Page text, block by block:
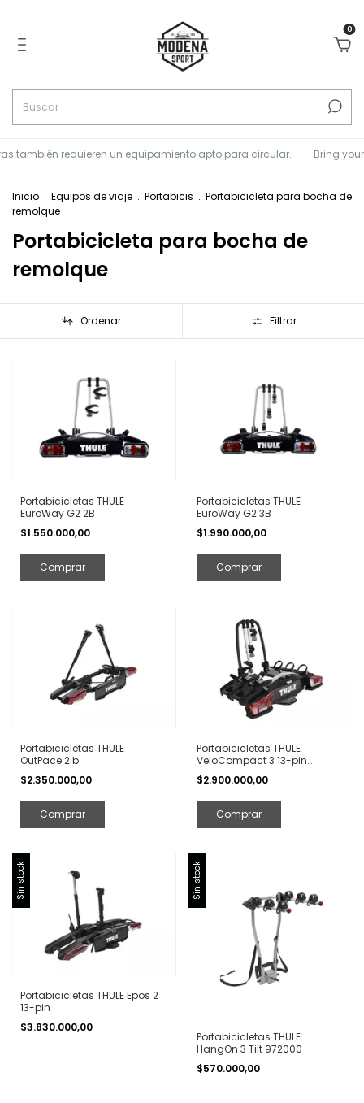
0
también requieren un equipamiento apto para circular. Bring your
Inicio . Equipos de viaje . Portabicis . Portabicicleta para bocha de
remolque
Portabicicleta para bocha de
remolque
Ordenar Filtrar
Portabicicletas THULE
EuroWay G2 2B
$1.550.000,00
Portabicicletas THULE
EuroWay G2 3B
$1.990.000,00
Portabicicletas THULE
OutPace 2 b
$2.350.000,00
Portabicicletas THULE
VeloCompact 3 13-pin
926002
$2.900.000,00
Sin stock
Portabicicletas THULE Epos 2
13-pin
$3.830.000,00
Sin stock
Portabicicletas THULE
HangOn 3 Tilt 972000
$570.000,00